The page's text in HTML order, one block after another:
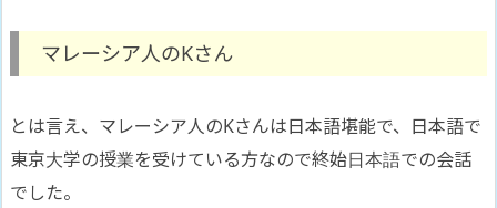
マレーシア人のKさん
とは言え、マレーシア人のKさんは日本語堪能で、日本語で
東京大学の授業を受けている方なので終始日本語での会話
でした。